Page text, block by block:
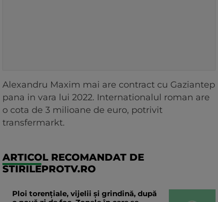
Alexandru Maxim mai are contract cu Gaziantep
pana in vara lui 2022. Internationalul roman are
o cota de 3 milioane de euro, potrivit
transfermarkt.
ARTICOL RECOMANDAT DE
STIRILEPROTV.RO
Ploi torențiale, vijelii și grindină, după